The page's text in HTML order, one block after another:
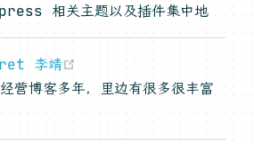
相关主题以及插件集中地
李靖
营博客多年，里边有很多很丰富